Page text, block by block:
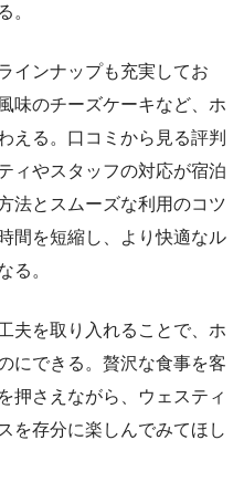
。
インナップも充実してお
味のチーズケーキなど、ホ
える。口コミから見る評判
ィやスタッフの対応が宿泊
法とスムーズな利用のコツ
間を短縮し、より快適なル
る。
夫を取り入れることで、ホ
にできる。贅沢な食事を客
押さえながら、ウェスティ
を存分に楽しんでみてほし